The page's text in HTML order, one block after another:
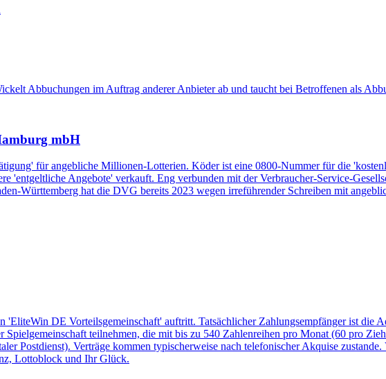
Abbuchungen im Auftrag anderer Anbieter ab und taucht bei Betroffenen als
mbH
für angebliche Millionen-Lotterien. Köder ist eine 0800-Nummer für die
'entgeltliche Angebote' verkauft. Eng verbunden mit der Verbraucher-Service-
Württemberg hat die DVG bereits 2023 wegen irreführender Schreiben mit
'EliteWin DE Vorteilsgemeinschaft' auftritt. Tatsächlicher Zahlungsempfänger ist die
teilnehmen, die mit bis zu 540 Zahlenreihen pro Monat (60 pro
Postdienst). Verträge kommen typischerweise nach telefonischer Akquise
Lottoblock und Ihr Glück.